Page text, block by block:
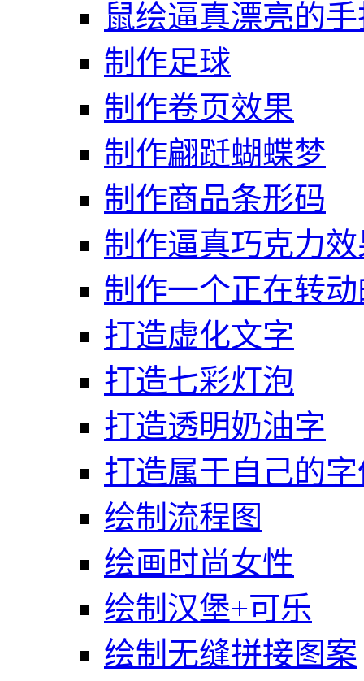
鼠绘逼真漂亮的
制作足球
制作卷页效果
制作翩跹蝴蝶梦
制作商品条形码
制作逼真巧克力
制作一个正在转
打造虚化文字
打造七彩灯泡
打造透明奶油字
打造属于自己的
绘制流程图
绘画时尚女性
绘制汉堡+可乐
绘制无缝拼接图案